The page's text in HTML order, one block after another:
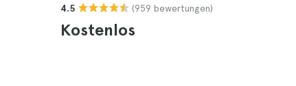
4.5 (959 bewertungen)
Kostenlos